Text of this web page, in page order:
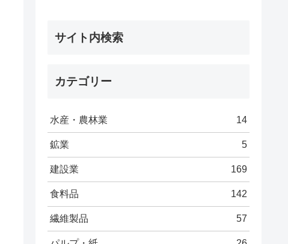
サイト内検索
カテゴリー
水産・農林業 14
鉱業 5
建設業 169
食料品 142
繊維製品 57